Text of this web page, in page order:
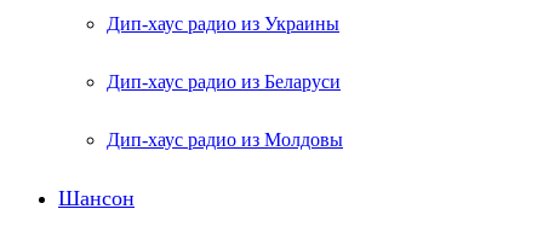
Дип-хаус радио из Украины
Дип-хаус радио из Беларуси
Дип-хаус радио из Молдовы
Шансон